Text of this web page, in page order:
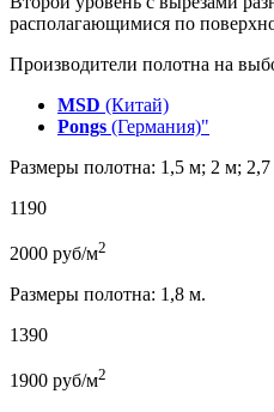
располагающимися по
Производители полотна на
MSD (Китай)
Pongs (Германия)"
Размеры полотна: 1,5 м; 2 м;
1190
2000 руб/м2
Размеры полотна: 1,8 м.
1390
1900 руб/м2